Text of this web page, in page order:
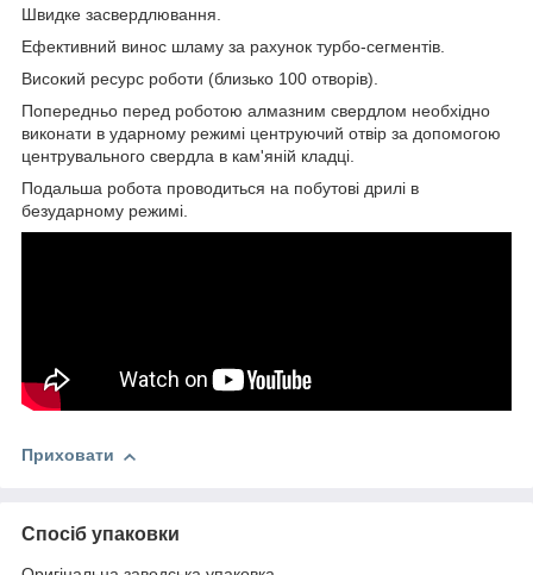
Швидке засвердлювання.
Ефективний винос шламу за рахунок турбо-сегментів.
Високий ресурс роботи (близько 100 отворів).
Попередньо перед роботою алмазним свердлом необхідно
виконати в ударному режимі центруючий отвір за допомогою
центрувального свердла в кам'яній кладці.
Подальша робота проводиться на побутові дрилі в
безударному режимі.
Приховати
Спосіб упаковки